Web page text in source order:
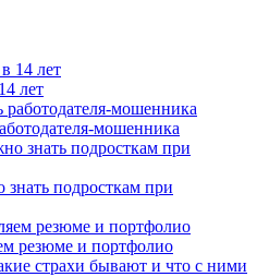
лет
мошенника
подросткам при
резюме и портфолио